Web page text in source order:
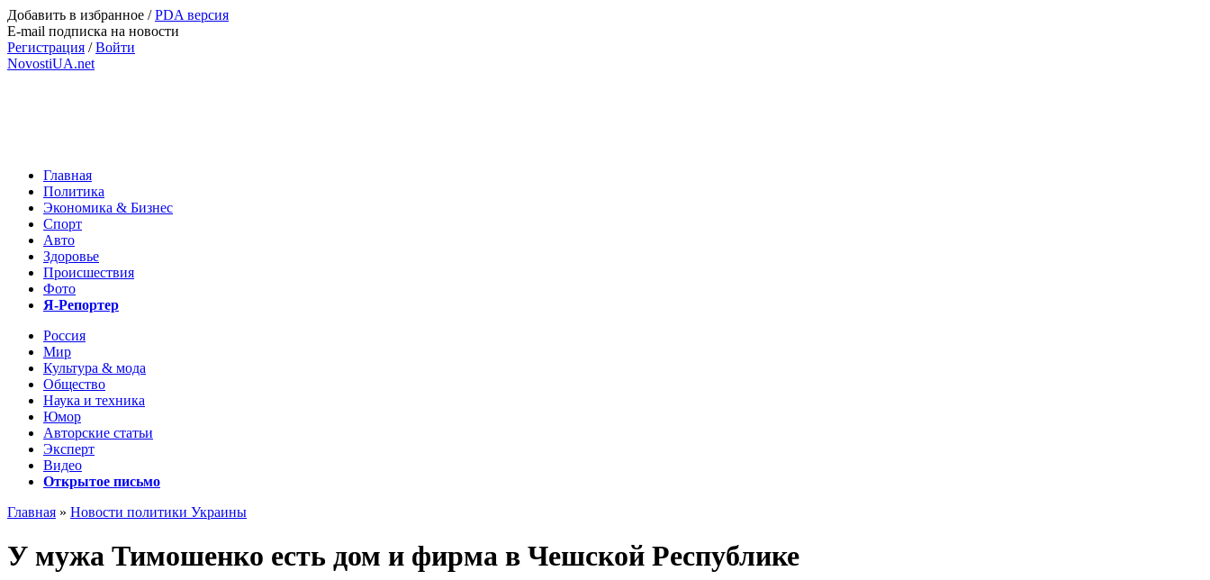
Добавить в избранное /PDA версия
E-mail подписка на новости
Регистрация /Войти
NovostiUA.net
Главная
Политика
Экономика & Бизнес
Спорт
Авто
Здоровье
Происшествия
Фото
Я-Репортер
Россия
Мир
Культура & мода
Общество
Наука и техника
Юмор
Авторские статьи
Эксперт
Видео
Открытое письмо
Главная » Новости политики Украины
У мужа Тимошенко есть дом и фирма в Чешской Республике